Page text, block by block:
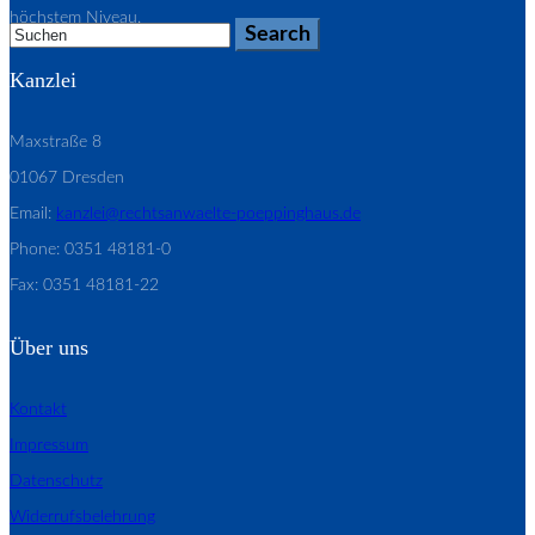
höchstem Niveau.
Kanzlei
Maxstraße 8
01067 Dresden
Email: kanzlei@rechtsanwaelte-poeppinghaus.de
Phone: 0351 48181-0
Fax: 0351 48181-22
Über uns
Kontakt
Impressum
Datenschutz
Widerrufsbelehrung